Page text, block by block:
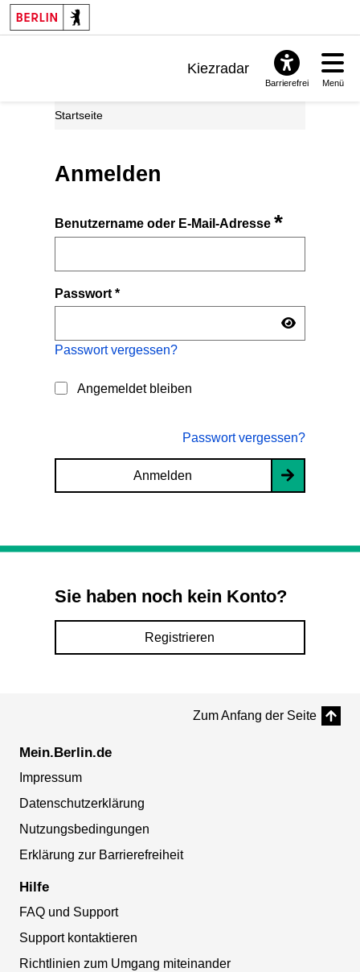
Kiezradar
Barrierefrei Menü
Startseite
Anmelden
Benutzername oder E-Mail-Adresse*
Passwort*
Passwort vergessen?
Angemeldet bleiben
Passwort vergessen?
Anmelden
Sie haben noch kein Konto?
Registrieren
Zum Anfang der Seite
Mein.Berlin.de
Impressum
Datenschutzerklärung
Nutzungsbedingungen
Erklärung zur Barrierefreiheit
Hilfe
FAQ und Support
Support kontaktieren
Richtlinien zum Umgang miteinander